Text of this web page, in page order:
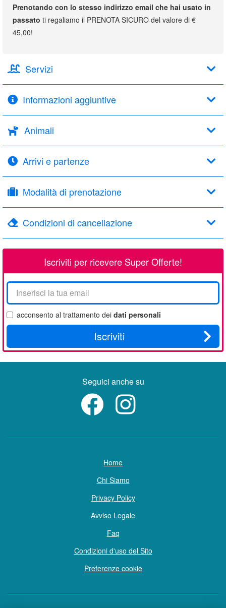
Prenotando con lo stesso indirizzo email che hai usato in
passato ti regaliamo il PRENOTA SICURO del valore di €
45,00!
Servizi
Informazioni aggiuntive
Animali
Arrivi e partenze
Modalità di prenotazione
Condizioni di cancellazione
Iscriviti per ricevere Super Offerte!
La
tua
email
acconsento al trattamento dei dati personali
Iscriviti
Seguici anche su
Home
Chi Siamo
Privacy Policy
Avviso Legale
Faq
Condizioni d'uso del Sito
Preferenze cookie